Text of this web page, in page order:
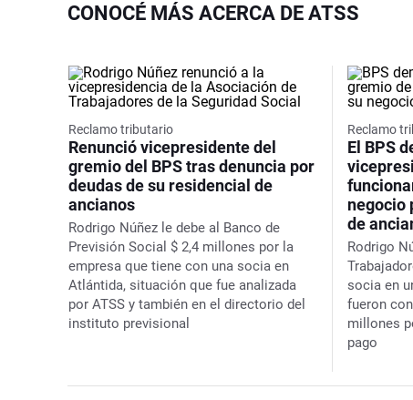
CONOCÉ MÁS ACERCA DE ATSS
Reclamo tributario
Renunció vicepresidente del
gremio del BPS tras denuncia por
deudas de su residencial de
ancianos
Rodrigo Núñez le debe al Banco de
Previsión Social $ 2,4 millones por la
empresa que tiene con una socia en
Atlántida, situación que fue analizada
por ATSS y también en el directorio del
instituto previsional
Reclamo
El BPS
negocio
de
Rodrigo
socia en
fueron
millones
pago